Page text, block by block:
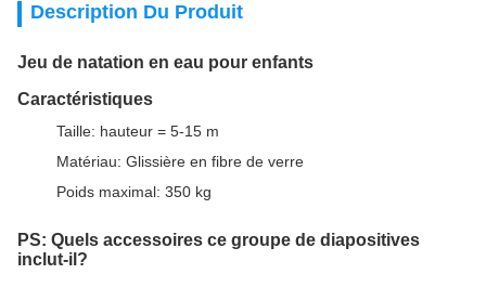
Description Du Produit
Jeu de natation en eau pour enfants
Caractéristiques
Taille: hauteur = 5-15 m
Matériau: Glissière en fibre de verre
Poids maximal: 350 kg
PS: Quels accessoires ce groupe de diapositives
inclut-il?